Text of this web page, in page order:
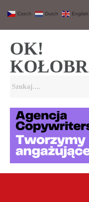
OK!
Czech Dutch English